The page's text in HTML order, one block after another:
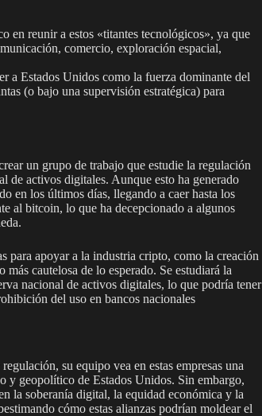
en reunir a estos «titantes tecnológicos», ya que
comercio, exploración espacial,
a Estados Unidos como la fuerza dominante del
(o bajo una supervisión estratégica) para
un grupo de trabajo que estudie la regulación
de activos digitales. Aunque esto ha generado
en los últimos días, llegando a caer hasta los
al bitcoin, lo que ha decepcionado a algunos
para apoyar a la industria cripto, como la creación
cautelosa de lo esperado. Se estudiará la
nacional de activos digitales, lo que podría tener
del uso en bancos nacionales
su equipo vea en estas empresas una
y geopolítico de Estados Unidos. Sin embargo,
la soberanía digital, la equidad económica y la
cómo estas alianzas podrían moldear el